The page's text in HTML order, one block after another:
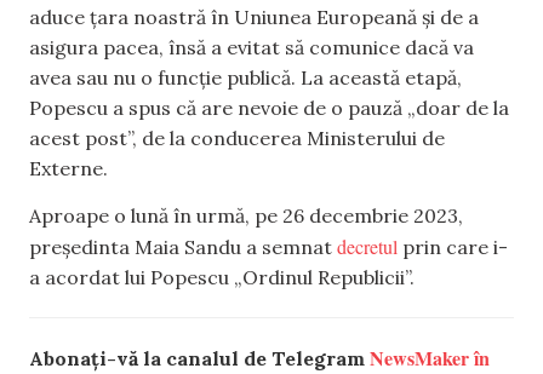
aduce țara noastră în Uniunea Europeană și de a
asigura pacea, însă a evitat să comunice dacă va
avea sau nu o funcție publică. La această etapă,
Popescu a spus că are nevoie de o pauză „doar de la
acest post”, de la conducerea Ministerului de
Externe.
Aproape o lună în urmă, pe 26 decembrie 2023,
președinta Maia Sandu a semnat decretul prin care i-
a acordat lui Popescu „Ordinul Republicii”.
Abonați-vă la canalul de Telegram NewsMaker în